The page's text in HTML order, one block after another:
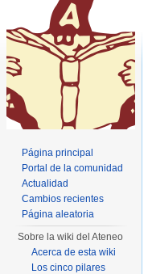
Página principal
Portal de la comunidad
Actualidad
Cambios recientes
Página aleatoria
Sobre la wiki del Ateneo
Acerca de esta wiki
Los cinco pilares